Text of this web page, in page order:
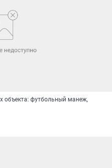
объекта: футбольный манеж,